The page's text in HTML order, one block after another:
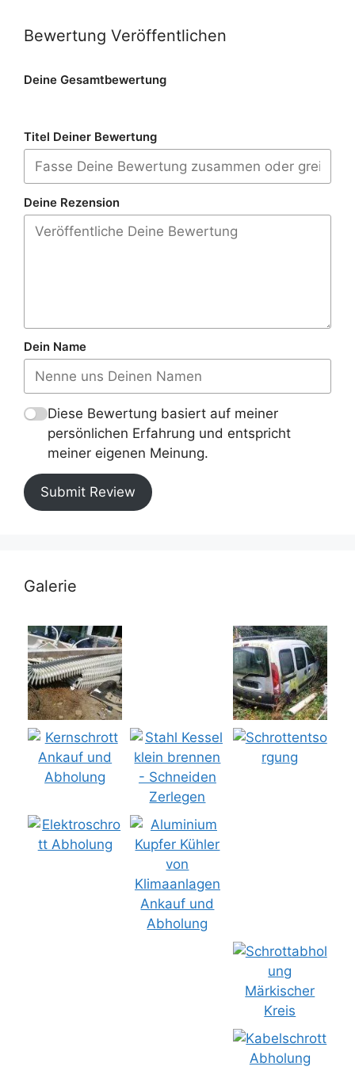
Bewertung Veröffentlichen
Deine Gesamtbewertung
Titel Deiner Bewertung
Deine Rezension
Dein Name
Diese Bewertung basiert auf meiner
persönlichen Erfahrung und entspricht
meiner eigenen Meinung.
Submit Review
Galerie